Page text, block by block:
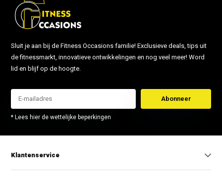
Sluit je aan bij de Fitness Occasions familie! Exclusieve deals, tips uit
de fitnessmarkt, innovatieve ontwikkelingen en nog veel meer! Word
lid en blijf op de hoogte.
Abonneer
* Lees hier de wettelijke beperkingen
Klantenservice